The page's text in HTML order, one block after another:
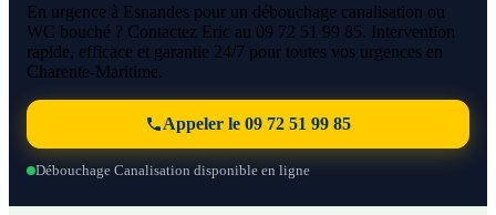
En urgence à Esnandes pour un débouchage canalisation ou
WC bouché ? Contactez Eric au 09 72 51 99 85. Intervention
rapide, efficace et garantie 24/7 pour toutes vos urgences en
Charente-Maritime.
Appeler le 09 72 51 99 85
Débouchage Canalisation disponible en ligne